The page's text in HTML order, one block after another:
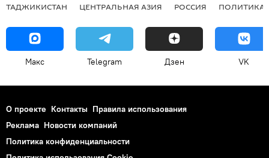
ТАДЖИКИСТАН ЦЕНТРАЛЬНАЯ АЗИЯ РОССИЯ ПОЛИТИКА
Макс Telegram Дзен VK
О проекте Контакты Правила использования
Реклама Новости компаний
Политика конфиденциальности